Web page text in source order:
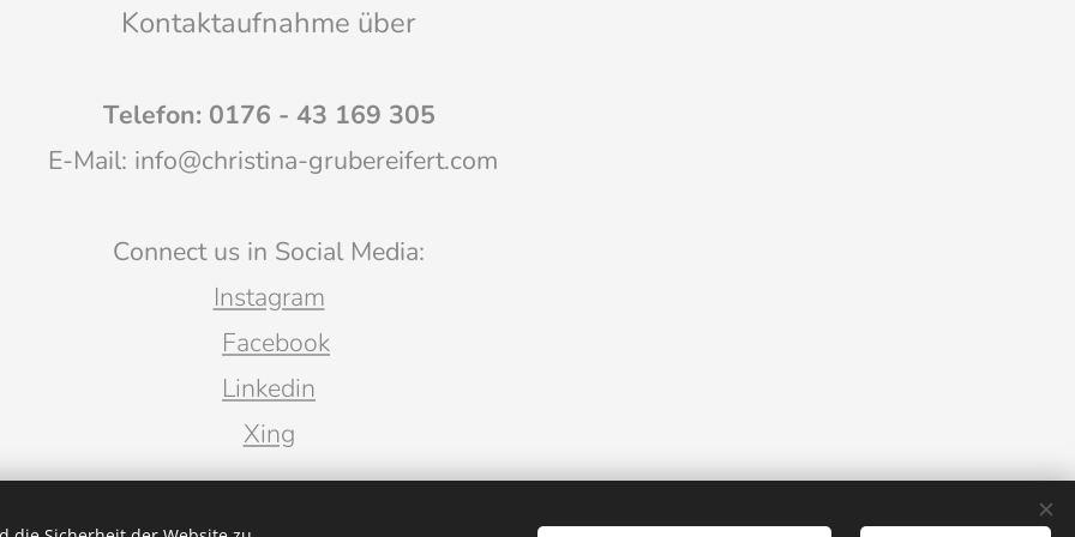
Kontaktaufnahme über
Telefon: 0176 - 43 169 305
E-Mail: info@christina-grubereifert.com
Connect us in Social Media:
Instagram
Facebook
Linkedin
Xing